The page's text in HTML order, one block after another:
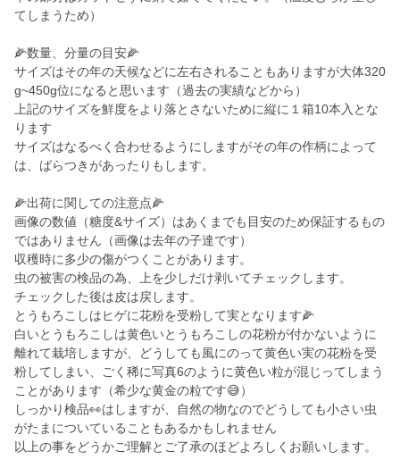
てしまうため）
🌽数量、分量の目安🌽
サイズはその年の天候などに左右されることもありますが大体320
g~450g位になると思います（過去の実績などから）
上記のサイズを鮮度をより落とさないために縦に１箱10本入とな
ります
サイズはなるべく合わせるようにしますがその年の作柄によって
は、ばらつきがあったりもします。
🌽出荷に関しての注意点🌽
画像の数値（糖度&サイズ）はあくまでも目安のため保証するもの
ではありません（画像は去年の子達です）
収穫時に多少の傷がつくことがあります。
虫の被害の検品の為、上を少しだけ剥いてチェックします。
チェックした後は皮は戻します。
とうもろこしはヒゲに花粉を受粉して実となります🌽
白いとうもろこしは黄色いとうもろこしの花粉が付かないように
離れて栽培しますが、どうしても風にのって黄色い実の花粉を受
粉してしまい、ごく稀に写真6のように黄色い粒が混じってしまう
ことがあります（希少な黄金の粒です😅）
しっかり検品👀はしますが、自然の物なのでどうしても小さい虫
がたまについていることもあるかもしれません
以上の事をどうかご理解とご了承のほどよろしくお願いします。